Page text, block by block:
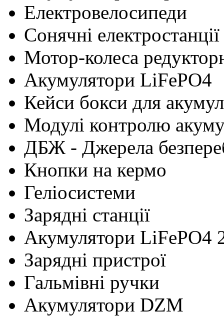
Електровелосипеди
Сонячні електростанції
Мотор-колеса
Акумулятори LiFePO4
Кейси бокси для
Модулі контролю
ДБЖ - Джерела
Кнопки на кермо
Геліосистеми
Зарядні станції
Акумулятори LiFePO4
Зарядні пристрої
Гальмівні ручки
Акумулятори DZM